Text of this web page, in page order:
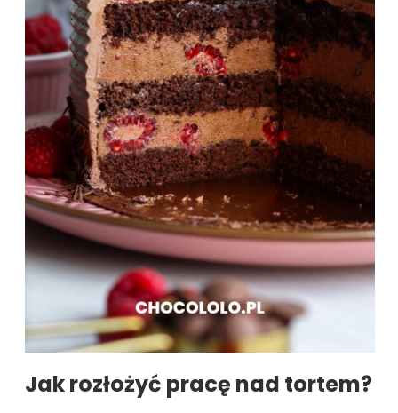
Jak rozłożyć pracę nad tortem?